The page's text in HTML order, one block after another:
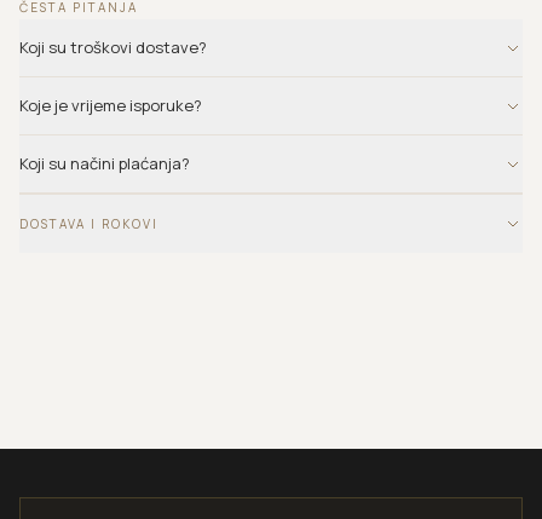
ČESTA PITANJA
Koji su troškovi dostave?
Koje je vrijeme isporuke?
Koji su načini plaćanja?
DOSTAVA I ROKOVI